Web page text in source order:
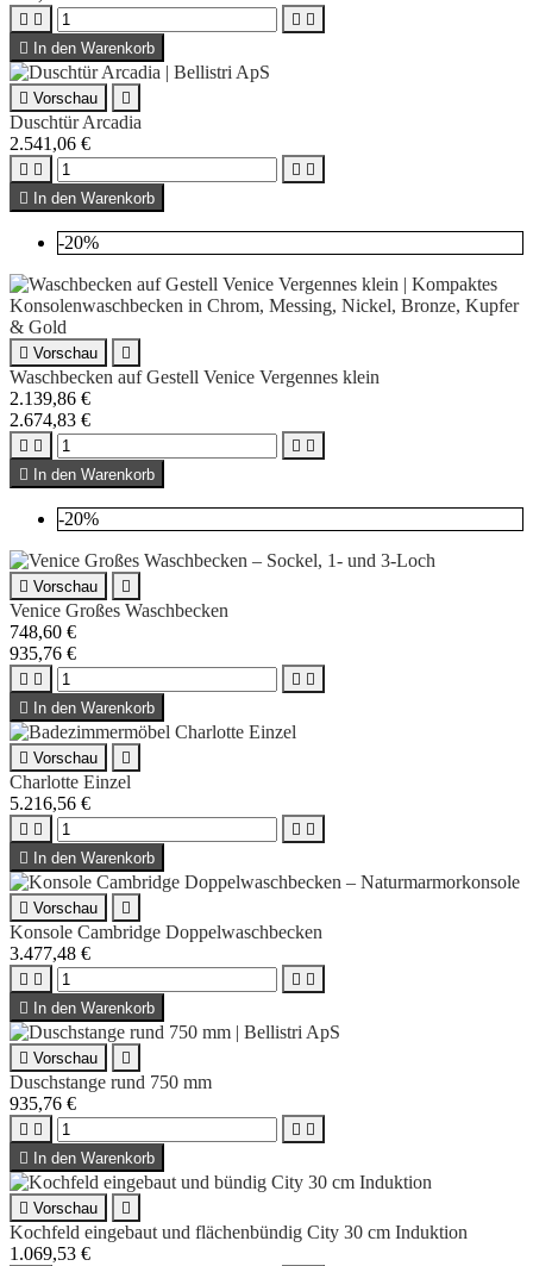
   
 In den Warenkorb
 Vorschau 
Duschtür Arcadia
2.541,06 €
   
 In den Warenkorb
-20%
 Vorschau 
Waschbecken auf Gestell Venice Vergennes klein
2.139,86 €
2.674,83 €
   
 In den Warenkorb
-20%
 Vorschau 
Venice Großes Waschbecken
748,60 €
935,76 €
   
 In den Warenkorb
 Vorschau 
Charlotte Einzel
5.216,56 €
   
 In den Warenkorb
 Vorschau 
Konsole Cambridge Doppelwaschbecken
3.477,48 €
   
 In den Warenkorb
 Vorschau 
Duschstange rund 750 mm
935,76 €
   
 In den Warenkorb
 Vorschau 
Kochfeld eingebaut und flächenbündig City 30 cm Induktion
1.069,53 €